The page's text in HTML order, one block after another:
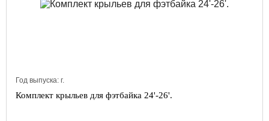
Год выпуска: г.
Комплект крыльев для фэтбайка 24'-26'.